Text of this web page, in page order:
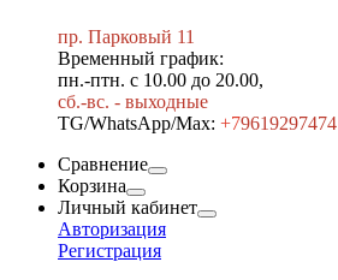
пр. Парковый 11
Временный график:
пн.-птн. с 10.00 до 20.00,
сб.-вс. - выходные
TG/WhatsApp/Max: +79619297474
Сравнение
Корзина
Личный кабинет
Авторизация
Регистрация